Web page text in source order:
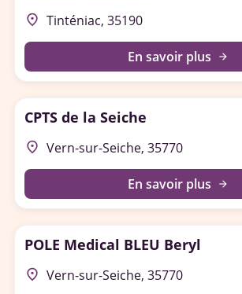
place Tinténiac, 35190
En savoir plus arrow_forward
CPTS de la Seiche
place Vern-sur-Seiche, 35770
En savoir plus arrow_forward
POLE Medical BLEU Beryl
place Vern-sur-Seiche, 35770